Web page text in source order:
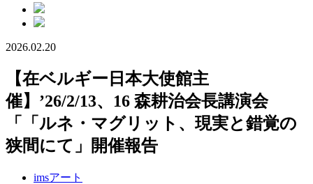
2026.02.20
【在ベルギー日本大使館主
催】’26/2/13、16 森耕治会長講演会
「「ルネ・マグリット、現実と錯覚の
狭間にて」開催報告
imsアート